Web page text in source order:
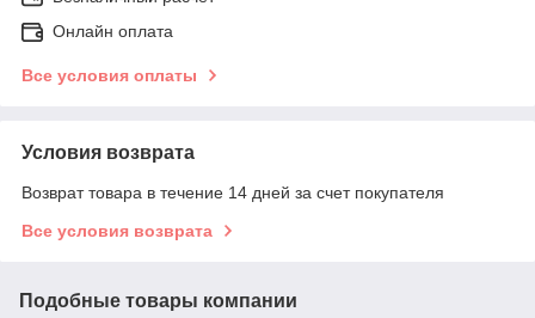
Онлайн оплата
Все условия оплаты
Условия возврата
Возврат товара в течение 14 дней за счет покупателя
Все условия возврата
Подобные товары компании